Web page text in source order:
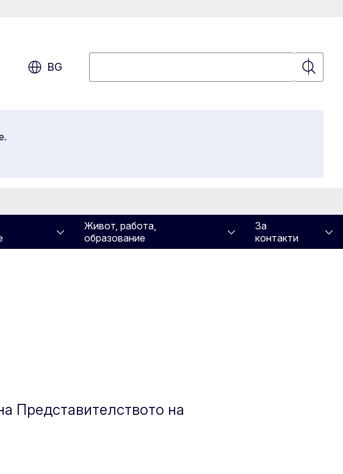
BG
Търсене
Живот, работа,
образование
За
контакти
Представителството на